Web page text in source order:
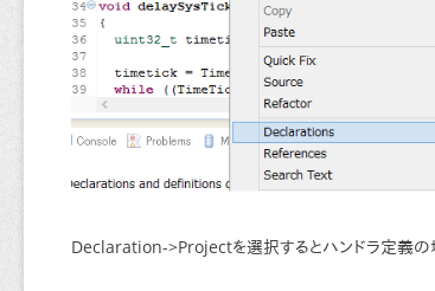
Declaration->Projectを選択するとハンドラ定義の